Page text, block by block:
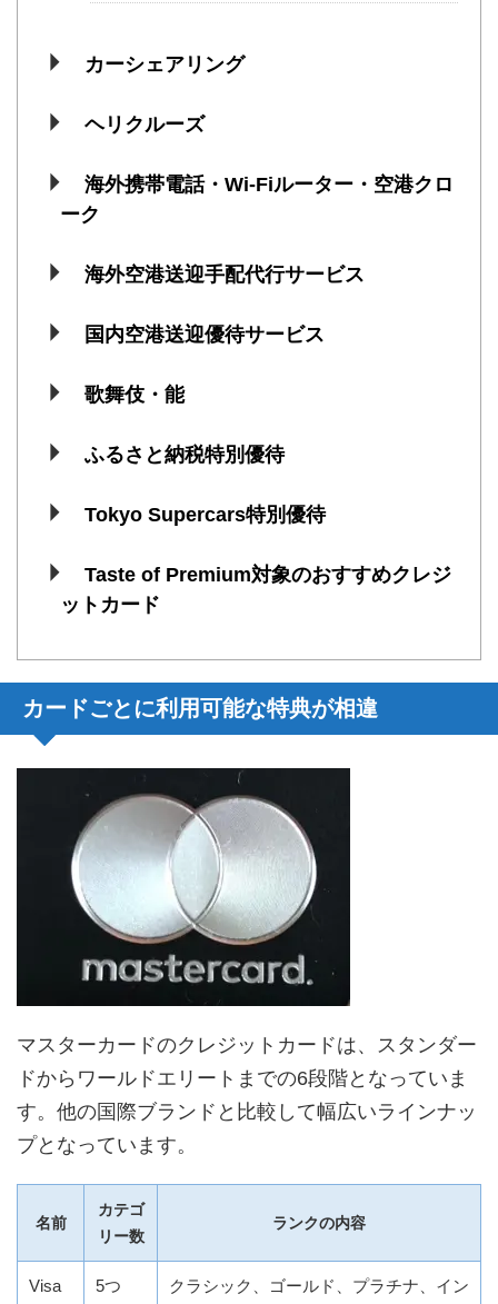
カーシェアリング
ヘリクルーズ
海外携帯電話・Wi-Fiルーター・空港クロ
ーク
海外空港送迎手配代行サービス
国内空港送迎優待サービス
歌舞伎・能
ふるさと納税特別優待
Tokyo Supercars特別優待
Taste of Premium対象のおすすめクレジ
ットカード
カードごとに利用可能な特典が相違
マスターカードのクレジットカードは、スタンダー
ドからワールドエリートまでの6段階となっていま
す。他の国際ブランドと比較して幅広いラインナッ
プとなっています。
名前
カテゴ
リー数
ランクの内容
Visa 5つ
クラシック、ゴールド、プラチナ、イン